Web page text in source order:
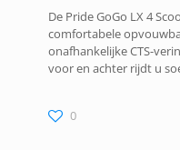
De Pride GoGo LX 4
comfortabele
onafhankelijke CTS-
voor en achter rijdt u
0